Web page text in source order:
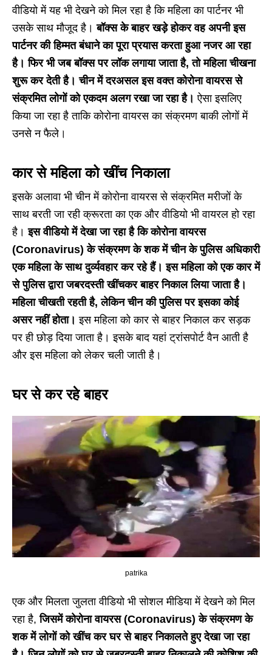
वीडियो में यह भी देखने को मिल रहा है कि महिला का पार्टनर भी
उसके साथ मौजूद है। बॉक्स के बाहर खड़े होकर वह अपनी इस
पार्टनर की हिम्मत बंधाने का पूरा प्रयास करता हुआ नजर आ रहा
है। फिर भी जब बॉक्स पर लॉक लगाया जाता है, तो महिला चीखना
शुरू कर देती है। चीन में दरअसल इस वक्त कोरोना वायरस से
संक्रमित लोगों को एकदम अलग रखा जा रहा है।ऐसा इसलिए
किया जा रहा है ताकि कोरोना वायरस का संक्रमण बाकी लोगों में
उनसे न फैले।
कार से महिला को खींच निकाला
इसके अलावा भी चीन में कोरोना वायरस से संक्रमित मरीजों के
साथ बरती जा रही क्रूरता का एक और वीडियो भी वायरल हो रहा
है।इस वीडियो में देखा जा रहा है कि कोरोना वायरस
(Coronavirus) के संक्रमण के शक में चीन के पुलिस अधिकारी
एक महिला के साथ दुर्व्यवहार कर रहे हैं। इस महिला को एक कार में
से पुलिस द्वारा जबरदस्ती खींचकर बाहर निकाल लिया जाता है।
महिला चीखती रहती है, लेकिन चीन की पुलिस पर इसका कोई
असर नहीं होता।इस महिला को कार से बाहर निकाल कर सड़क
पर ही छोड़ दिया जाता है। इसके बाद यहां ट्रांसपोर्ट वैन आती है
और इस महिला को लेकर चली जाती है।
घर से कर रहे बाहर
patrika
एक और मिलता जुलता वीडियो भी सोशल मीडिया में देखने को मिल
रहा है,जिसमें कोरोना वायरस (Coronavirus) के संक्रमण के
शक में लोगों को खींच कर घर से बाहर निकालते हुए देखा जा रहा